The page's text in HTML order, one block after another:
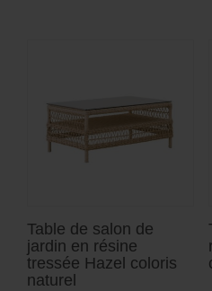
Table de salon de
jardin en résine
tressée Hazel coloris
naturel